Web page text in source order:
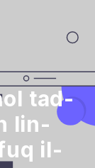
tad-
lin-
il-